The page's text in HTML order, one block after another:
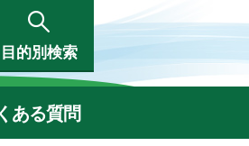
目的別検索
ある質問